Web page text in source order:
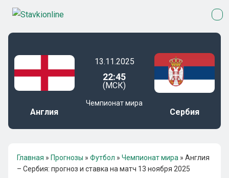
Англия
13.11.2025
22:45
(МСК)
Чемпионат мира
Сербия
Главная » Прогнозы » Футбол » Чемпионат мира » Англия
– Сербия: прогноз и ставка на матч 13 ноября 2025